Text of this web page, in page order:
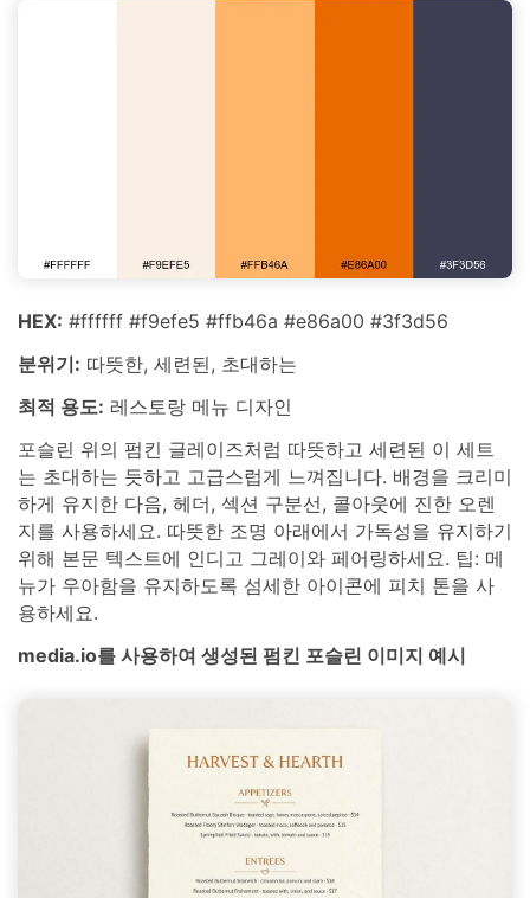
HEX: #ffffff #f9efe5 #ffb46a #e86a00 #3f3d56
분위기: 따뜻한, 세련된, 초대하는
최적 용도: 레스토랑 메뉴 디자인
포슬린 위의 펌킨 글레이즈처럼 따뜻하고 세련된 이 세트
는 초대하는 듯하고 고급스럽게 느껴집니다. 배경을 크리미
하게 유지한 다음, 헤더, 섹션 구분선, 콜아웃에 진한 오렌
지를 사용하세요. 따뜻한 조명 아래에서 가독성을 유지하기
위해 본문 텍스트에 인디고 그레이와 페어링하세요. 팁: 메
뉴가 우아함을 유지하도록 섬세한 아이콘에 피치 톤을 사
용하세요.
media.io를 사용하여 생성된 펌킨 포슬린 이미지 예시